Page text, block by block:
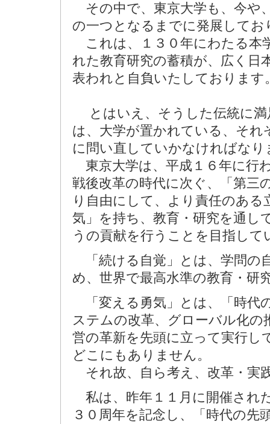
その中で、東京大学も、今や
の一つとなるまでに発展してお
これは、１３０年にわたる本
れた教育研究の蓄積が、広く日
表われと自負いたしております
とはいえ、そうした伝統に満
は、大学が置かれている、そ
に問い直していかなければなり
東京大学は、平成１６年に行
戦後改革の時代に次ぐ、「第三
り自由にして、より責任のあ
気」を持ち、教育・研究を通し
うの貢献を行うことを目指して
「続ける自覚」とは、学問の
め、世界で最高水準の教育・研
「変える勇気」とは、「時代
ステムの改革、グローバル化の
営の革新を先頭に立って実行し
どこにもありません。
それ故、自ら考え、改革・実
私は、昨年１１月に開催され
３０周年を記念し、「時代の先